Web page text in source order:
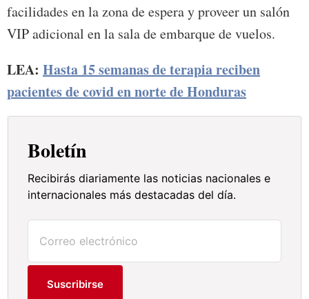
facilidades en la zona de espera y proveer un salón
VIP adicional en la sala de embarque de vuelos.
LEA: Hasta 15 semanas de terapia reciben
pacientes de covid en norte de Honduras
Boletín
Recibirás diariamente las noticias nacionales e
internacionales más destacadas del día.
Suscribirse